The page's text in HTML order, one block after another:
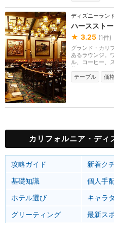
ディズニーラン
ハーススト
★ 3.25 (1件)
グランド・カリ
あるラウンジ。
ル、コーヒー、
着いたラウンジで
テーブル
価
カリフォルニア・ディ
攻略ガイド
新着ク
基礎知識
個人手
ホテル選び
キャラ
グリーティング
最新ス